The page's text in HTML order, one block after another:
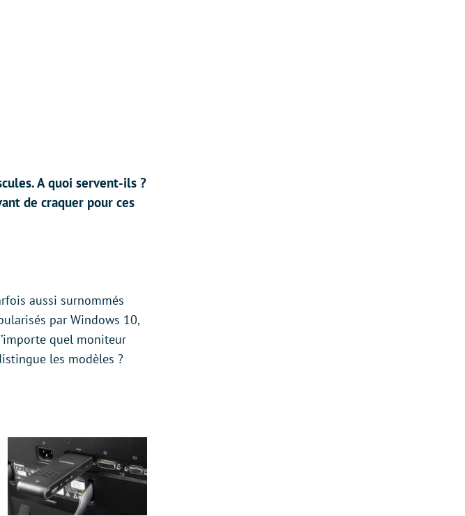
A quoi servent-ils ?
de craquer pour ces
aussi surnommés
par Windows 10,
quel moniteur
les modèles ?